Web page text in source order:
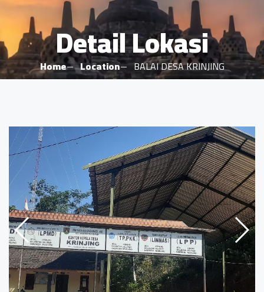
Detail Lokasi
Home Location BALAI DESA KRINJING